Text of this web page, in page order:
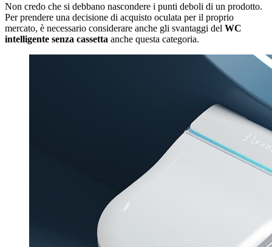
Non credo che si debbano nascondere i punti deboli di un prodotto.
Per prendere una decisione di acquisto oculata per il proprio
mercato, è necessario considerare anche gli svantaggi del WC
intelligente senza cassetta anche questa categoria.